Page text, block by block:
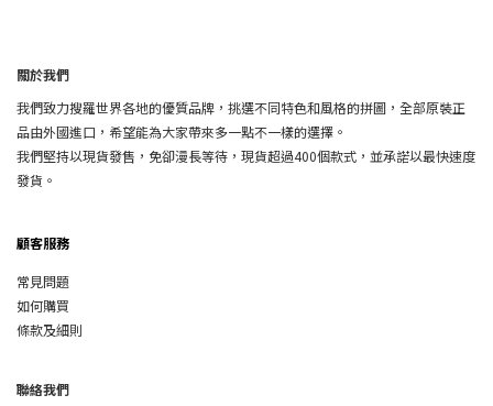
關於我們
我們致力搜羅世界各地的優質品牌，挑選不同特色和風格的拼圖，全部原裝正
品由外國進口，希望能為大家帶來多一點不一樣的選擇。
我們堅持以現貨發售，免卻漫長等待，現貨超過400個款式，並承諾以最快速度
發貨。
顧客服務
常見問題
如何購買
條款及細則
聯絡我們